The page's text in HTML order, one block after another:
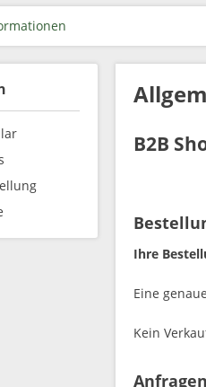
B2B
Ihre
Eine
Kein
Anfragen